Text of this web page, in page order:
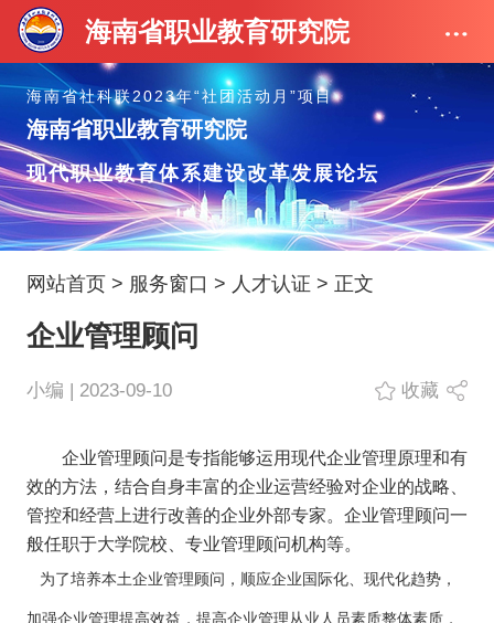
海南省职业教育研究院
海南省社科联2023年“社团活动月”项目
海南省职业教育研究院
现代职业教育体系建设改革发展论坛
网站首页 > 服务窗口 > 人才认证 > 正文
企业管理顾问
小编 | 2023-09-10 收藏
企业管理顾问是专指能够运用现代企业管理原理和有
效的方法，结合自身丰富的企业运营经验对企业的战略、
管控和经营上进行改善的企业外部专家。企业管理顾问一
般任职于大学院校、专业管理顾问机构等。
为了培养本土企业管理顾问，顺应企业国际化、现代化趋势，
加强企业管理提高效益，提高企业管理从业人员素质整体素质，